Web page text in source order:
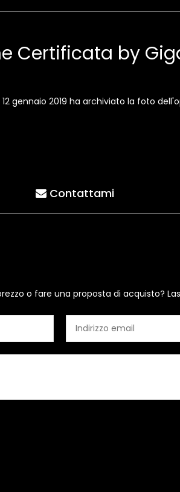
Certificata by
gennaio 2019 ha archiviato la foto
Contattami
o fare una proposta di acquisto?